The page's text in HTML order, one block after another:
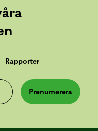
Rapporter
Prenumerera